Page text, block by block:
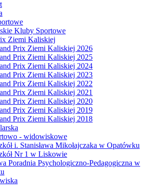
Kluby Sportowe
Ziemi Kaliskiej
Prix Ziemi Kaliskiej 2026
Prix Ziemi Kaliskiej 2025
Prix Ziemi Kaliskiej 2024
Prix Ziemi Kaliskiej 2023
Prix Ziemi Kaliskiej 2022
Prix Ziemi Kaliskiej 2021
Prix Ziemi Kaliskiej 2020
Prix Ziemi Kaliskiej 2019
Prix Ziemi Kaliskiej 2018
- widowiskowe
i. Stanisława Mikołajczaka w Opatówku
Nr 1 w Liskowie
Poradnia Psychologiczno-Pedagogiczna w